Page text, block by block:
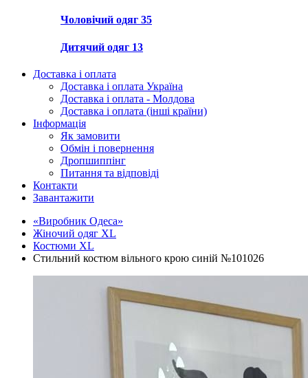
Чоловічий одяг 35
Дитячий одяг 13
Доставка і оплата
Доставка і оплата Україна
Доставка і оплата - Молдова
Доставка і оплата (інші країни)
Інформація
Як замовити
Обмін і повернення
Дропшиппінг
Питання та відповіді
Контакти
Завантажити
«Виробник Одеса»
Жіночий одяг XL
Костюми XL
Стильний костюм вільного крою синій №101026